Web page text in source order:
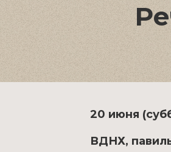
20 июня
ВДНХ,